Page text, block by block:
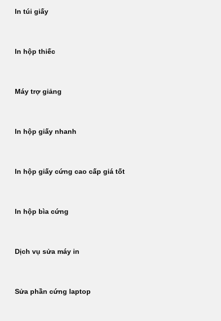
In túi giấy
In hộp thiếc
Máy trợ giảng
In hộp giấy nhanh
In hộp giấy cứng cao cấp giá tốt
In hộp bìa cứng
Dịch vụ sửa máy in
Sửa phần cứng laptop